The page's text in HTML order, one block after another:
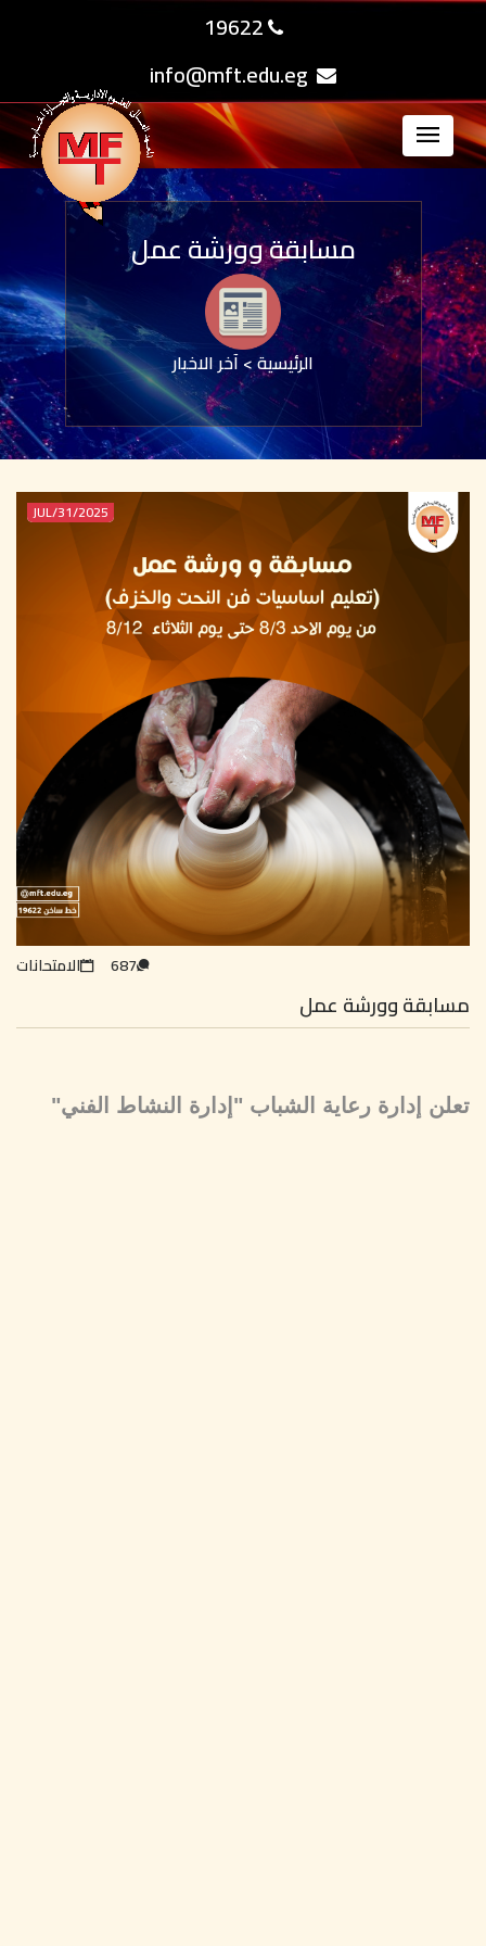
19622
مسابقة وورشة عمل
الرئيسية>آخر الاخبار
2025/JUL/31
الامتحانات 687
مسابقة وورشة عمل
تعلن إدارة رعاية الشباب "إدارة النشاط الفني"